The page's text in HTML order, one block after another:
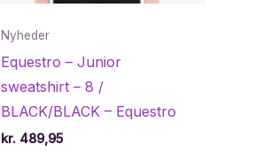
Nyheder
Equestro – Junior
sweatshirt – 8 /
BLACK/BLACK – Equestro
kr.489,95